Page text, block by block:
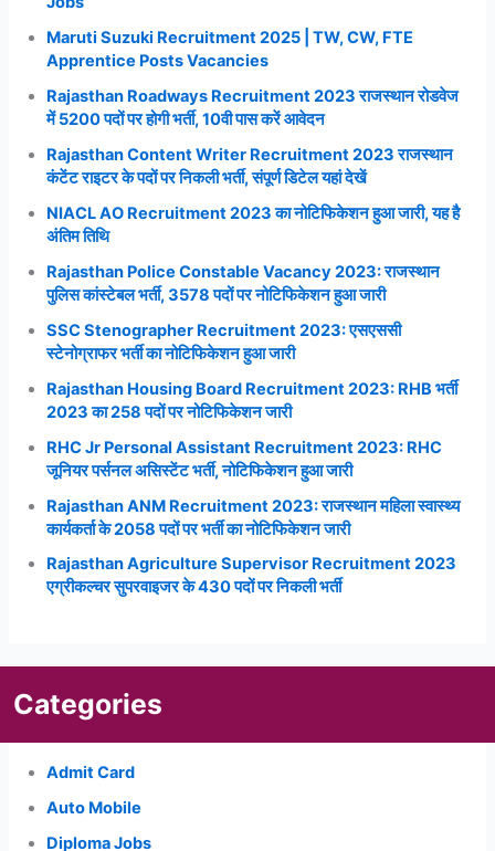
Maruti Suzuki Recruitment 2025 | TW, CW, FTE
Apprentice Posts Vacancies
Rajasthan Roadways Recruitment 2023 राजस्थान रोडवेज
में 5200 पदों पर होगी भर्ती, 10वी पास करें आवेदन
Rajasthan Content Writer Recruitment 2023 राजस्थान
कंटेंट राइटर के पदों पर निकली भर्ती, संपूर्ण डिटेल यहां देखें
NIACL AO Recruitment 2023 का नोटिफिकेशन हुआ जारी, यह है
अंतिम तिथि
Rajasthan Police Constable Vacancy 2023: राजस्थान
पुलिस कांस्टेबल भर्ती, 3578 पदों पर नोटिफिकेशन हुआ जारी
SSC Stenographer Recruitment 2023: एसएससी
स्टेनोग्राफर भर्ती का नोटिफिकेशन हुआ जारी
Rajasthan Housing Board Recruitment 2023: RHB भर्ती
2023 का 258 पदों पर नोटिफिकेशन जारी
RHC Jr Personal Assistant Recruitment 2023: RHC
जूनियर पर्सनल असिस्टेंट भर्ती, नोटिफिकेशन हुआ जारी
Rajasthan ANM Recruitment 2023: राजस्थान महिला स्वास्थ्य
कार्यकर्ता के 2058 पदों पर भर्ती का नोटिफिकेशन जारी
Rajasthan Agriculture Supervisor Recruitment 2023
एग्रीकल्चर सुपरवाइजर के 430 पदों पर निकली भर्ती
Categories
Admit Card
Auto Mobile
Diploma Jobs